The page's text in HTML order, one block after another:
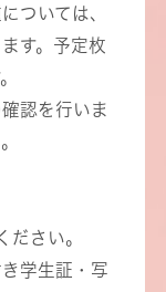
ついては、
す。予定枚
認を行いま
ださい。
学生証・写